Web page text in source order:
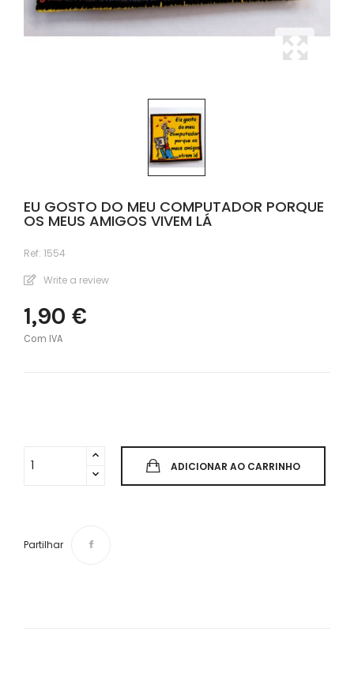
EU GOSTO DO MEU COMPUTADOR PORQUE
OS MEUS AMIGOS VIVEM LÁ
Ref: 1554
Write a review
1,90 €
Com IVA
ADICIONAR AO CARRINHO
Partilhar